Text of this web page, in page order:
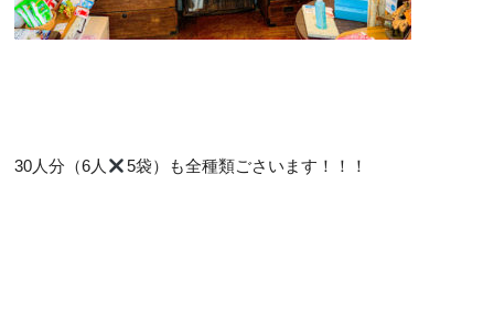
30人分（6人 5袋）も全種類ごさいます！！！